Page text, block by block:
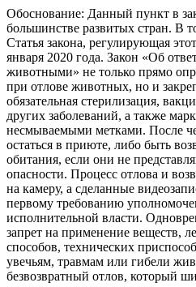
Обоснование: Данный пункт в
большинстве развитых стран. В
Статья закона, регулирующая
января 2020 года. Закон «Об
животными» не только прямо
при отлове животных, но и
обязательная стерилизация,
других заболеваний, а также
несмываемыми метками. После
остаться в приюте, либо быть
обитания, если они не
опасности. Процесс отлова и
на камеру, а сделанные
первому требованию
исполнительной власти.
запрет на применение веществ,
способов, технических
увечьям, травмам или гибели
безвозвратный отлов, который